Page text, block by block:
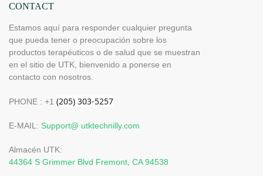
CONTACT
Estamos aquí para responder cualquier pregunta
que pueda tener o preocupación sobre los
productos terapéuticos o de salud que se muestran
en el sitio de UTK, bienvenido a ponerse en
contacto con nosotros.
PHONE : +1
E-MAIL: Support@ utktechnilly.com
Almacén UTK:
44364 S Grimmer Blvd Fremont, CA 94538